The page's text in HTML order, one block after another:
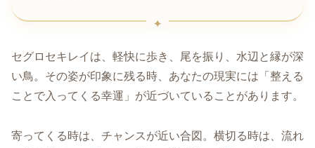
セグロセキレイは、軽快に歩き、尾を振り、水辺と縁が深
い鳥。その姿が印象に残る時、あなたの現実には「整える
ことで入ってくる幸運」が近づいていることがあります。
寄ってくる時は、チャンスが近い合図。横切る時は、流れ